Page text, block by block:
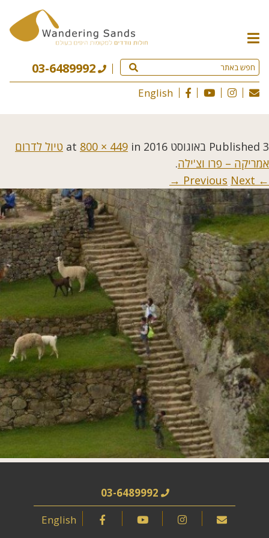
תפריט
האתר
03-6489992
English
Published 3 באוגוסט 2016 800 × 449 in
טיול לדרום
אמריקה – פרו וצ'ילה.
← Previous
Next →
03-6489992
English